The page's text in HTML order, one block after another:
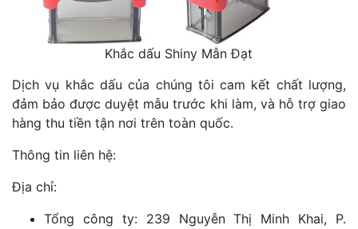
Khắc dấu Shiny Mẫn Đạt
Dịch vụ khắc dấu của chúng tôi cam kết chất lượng,
đảm bảo được duyệt mẫu trước khi làm, và hỗ trợ giao
hàng thu tiền tận nơi trên toàn quốc.
Thông tin liên hệ:
Địa chỉ:
Tổng công ty: 239 Nguyễn Thị Minh Khai, P.